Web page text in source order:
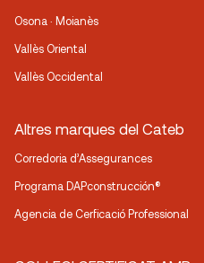
Osona · Moianès
Vallès Oriental
Vallès Occidental
Altres marques del Cateb
Corredoria d’Assegurances
Programa DAPconstrucción®
Agencia de Cerficació Professional